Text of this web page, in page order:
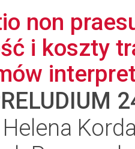
non
i koszty